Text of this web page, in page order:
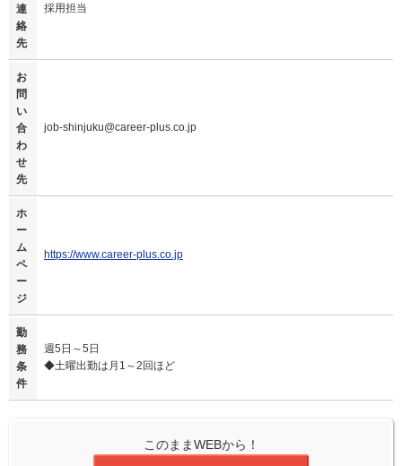
連
絡
先
採用担当
お
問
い
合
わ
せ
先
job-shinjuku@career-plus.co.jp
ホ
ー
ム
ペ
ー
ジ
https://www.career-plus.co.jp
勤
務
条
件
週5日～5日
◆土曜出勤は月1～2回ほど
このままWEBから！